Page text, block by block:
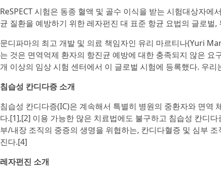
ReSPECT 시험은 동종 혈액 및 골수 이식을 받는 시험대상자
균 질환을 예방하기 위한 레자펀진 대 표준 항균 요법의 글로벌
문디파마의 최고 개발 및 의료 책임자인 유리 마르티나(Yuri
는 것은 면역억제 환자의 항진균 예방에 대한 충족되지 않은
개 이상의 임상 시험 센터에서 이 글로벌 시험에 등록했다. 우
침습성 칸디다증 소개
침습성 칸디다증(IC)은 계속해서 특별히 병원의 중환자와 면역
다.[1],[2] 이용 가능한 많은 치료법에도 불구하고 침습성 칸디
부/내장 조직의 중증의 생명을 위협하는, 칸디다혈증 및 심부
진다.[4]
레자펀진 소개